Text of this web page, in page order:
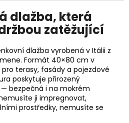
dlažba, která
zatěžující
dlažba vyrobená v Itálii z
Formát 40×80 cm v
terasy, fasády a pojezdové
poskytuje přirozený
— bezpečná i na mokrém
ji impregnovat,
prostředky, nemusíte se